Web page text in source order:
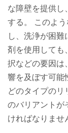
な障壁を提供し
する。 このよ
し、洗浄が困難
剤を使用しても
択などの要因は
響を及ぼす可能
どのタイプのリ
のバリアントが
ければなりませ